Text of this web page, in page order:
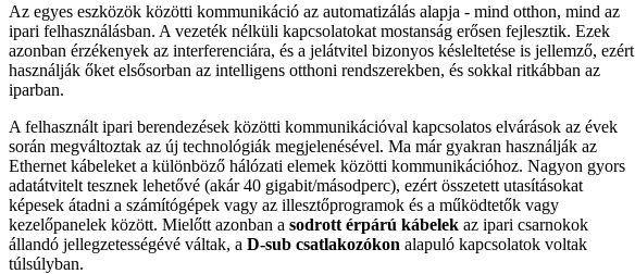
Az egyes eszközök közötti kommunikáció az automatizálás alapja - mind otthon, mind az
ipari felhasználásban. A vezeték nélküli kapcsolatokat mostanság erősen fejlesztik. Ezek
azonban érzékenyek az interferenciára, és a jelátvitel bizonyos késleltetése is jellemző, ezért
használják őket elsősorban az intelligens otthoni rendszerekben, és sokkal ritkábban az
iparban.
A felhasznált ipari berendezések közötti kommunikációval kapcsolatos elvárások az évek
során megváltoztak az új technológiák megjelenésével. Ma már gyakran használják az
Ethernet kábeleket a különböző hálózati elemek közötti kommunikációhoz. Nagyon gyors
adatátvitelt tesznek lehetővé (akár 40 gigabit/másodperc), ezért összetett utasításokat
képesek átadni a számítógépek vagy az illesztőprogramok és a működtetők vagy
kezelőpanelek között. Mielőtt azonban a sodrott érpárú kábelek az ipari csarnokok
állandó jellegzetességévé váltak, a D-sub csatlakozókon alapuló kapcsolatok voltak
túlsúlyban.